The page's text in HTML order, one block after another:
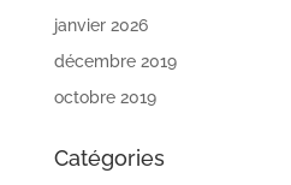
janvier 2026
décembre 2019
octobre 2019
Catégories